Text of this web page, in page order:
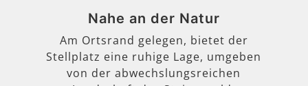
Nahe an der Natur
Am Ortsrand gelegen, bietet der
Stellplatz eine ruhige Lage, umgeben
von der abwechslungsreichen